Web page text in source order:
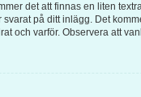
det att finnas en liten
på ditt inlägg. Det
och varför. Observera att